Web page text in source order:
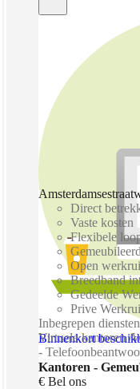
Binnenkort
Direct
Vaste kosten
Flexibele
Gemeubileerd
Open
Breedband
Gedeelde
Prive
Inbegrepen
Virtuele kantoren /
-
Kantoren -
€ Bel ons